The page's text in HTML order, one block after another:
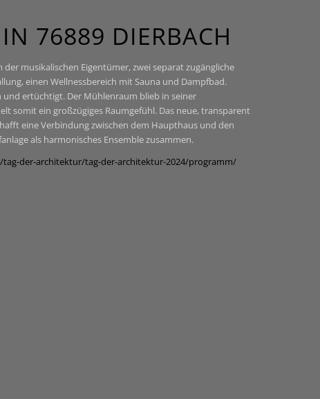
76889 DIERBACH
musikalischen Eigentümer, zwei separat zugängliche
einen Wellnessbereich mit Sauna und Dampfbad.
ertüchtigt. Der Mühlenraum blieb in seiner
somit ein großzügiges Raumgefühl. Das neue, transparent
eine Verbindung zwischen dem Haupthaus und den
als harmonisches Ensemble zusammen.
der-architektur/tag-der-architektur-2024/programm/